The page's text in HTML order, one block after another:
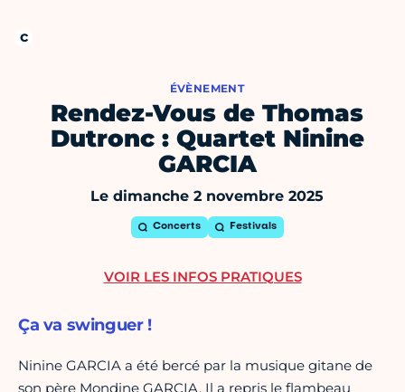
ÉVÈNEMENT
Rendez-Vous de Thomas
Dutronc : Quartet Ninine
GARCIA
Le dimanche 2 novembre 2025
Concerts Festivals
Ça va swinguer !
Ninine GARCIA a été bercé par la musique gitane de
son père Mondine GARCIA. Il a repris le flambeau
VOIR LES INFOS PRATIQUES